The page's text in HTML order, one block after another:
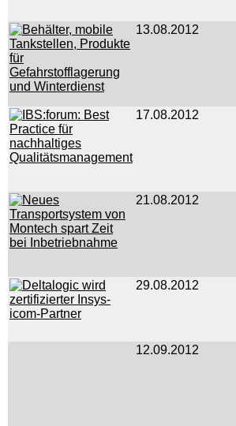
13.08.2012
17.08.2012
21.08.2012
29.08.2012
12.09.2012